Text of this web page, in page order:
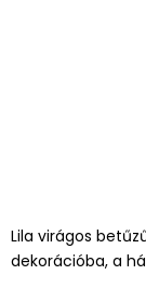
Lila virágos
dekorációba, a